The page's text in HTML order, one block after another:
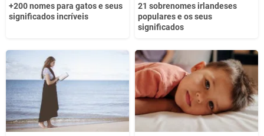
+200 nomes para gatos e seus
significados incríveis
21 sobrenomes irlandeses
populares e os seus
significados